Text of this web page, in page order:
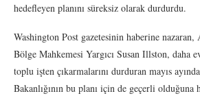
hedefleyen planını süreksiz olarak durdurdu.
Washington Post gazetesinin haberine
Bölge Mahkemesi Yargıcı Susan Illston, daha
toplu işten çıkarmalarını durduran mayıs
Bakanlığının bu planı için de geçerli olduğuna